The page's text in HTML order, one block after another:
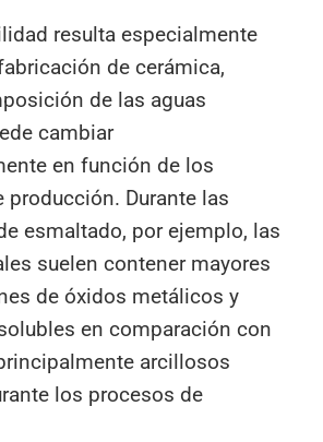
resulta especialmente
de cerámica,
de las aguas
cambiar
en función de los
producción. Durante las
esmaltado, por ejemplo, las
suelen contener mayores
de óxidos metálicos y
en comparación con
arcillosos
los procesos de